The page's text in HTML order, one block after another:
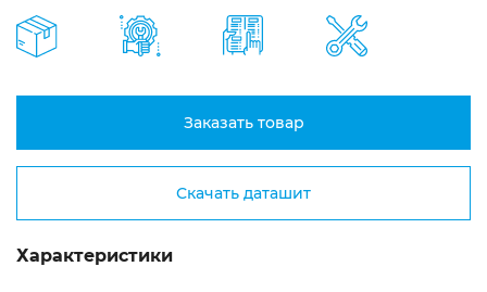
Заказать товар
Скачать даташит
Характеристики